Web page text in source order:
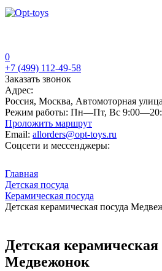
0
+7 (499) 112-49-58
Заказать звонок
Адрес:
Россия, Москва, Автомоторная
Режим работы: Пн—Пт, Вс
Проложить маршрут
Email: allorders@opt-toys.ru
Соцсети и мессенджеры:
Главная
Детская посуда
Керамическая посуда
Детская керамическая посуда
Детская керамическая
Медвежонок